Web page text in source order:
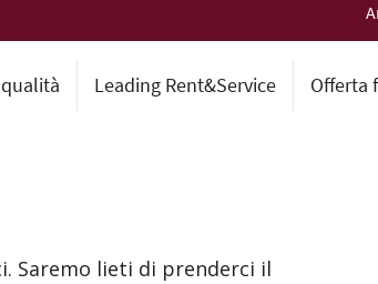
Leading Rent&Service Offerta
Saremo lieti di prenderci il